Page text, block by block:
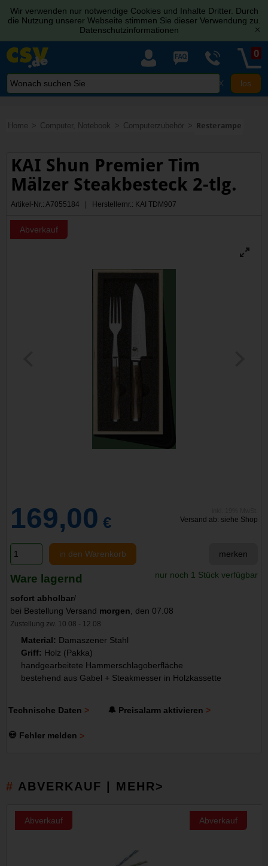
Wir verwenden nur notwendige Cookies und Inhalte Dritter. Durch
die Nutzung unserer Webseite stimmen Sie dieser Verwendung zu.
Datenschutzinformationen
[x]
X
0
Home Computer, Notebook Computerzubehör Resterampe
KAI Shun Premier Tim
Mälzer Steakbesteck 2-tlg.
Artikel-Nr.: A7055184 | Herstellernr.: KAI TDM907
Abverkauf
169,00 € Versand ab: siehe Shop
in den Warenkorb merken
Ware lagernd nur noch 1 Stück verfügbar
sofort abholbar/
bei Bestellung Versand morgen, den 07.08
Zustellung zw. 10.08 - 12.08
Material: Damaszener Stahl
Griff: Holz (Pakka)
handgearbeitete Hammerschlagoberfläche
bestehend aus Gabel + Steakmesser in Holzkassette
Technische Daten 🔔 Preisalarm aktivieren
💀 Fehler melden
ABVERKAUF | MEHR>
Abverkauf Abverkauf